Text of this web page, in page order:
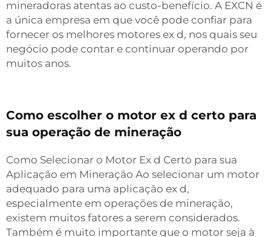
mineradoras atentas ao custo-benefício. A EXCN é
a única empresa em que você pode confiar para
fornecer os melhores motores ex d, nos quais seu
negócio pode contar e continuar operando por
muitos anos.
Como escolher o motor ex d certo para
sua operação de mineração
Como Selecionar o Motor Ex d Certo para sua
Aplicação em Mineração Ao selecionar um motor
adequado para uma aplicação ex d,
especialmente em operações de mineração,
existem muitos fatores a serem considerados.
Também é muito importante que o motor seja à